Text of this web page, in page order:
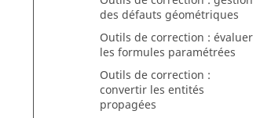
des défauts géométriques
Outils de correction : évaluer
les formules paramétrées
Outils de correction :
convertir les entités
propagées